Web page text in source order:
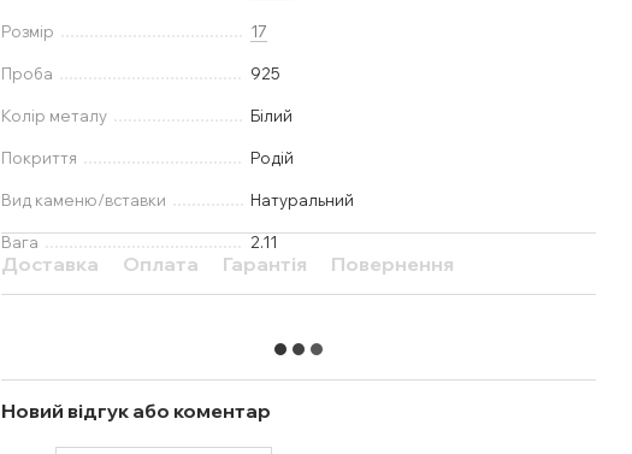
Розмір 17
Проба 925
Колір металу Білий
Покриття Родій
Вид каменю/вставки Натуральний
Вага 2.11
Доставка Оплата Гарантія Повернення
Новий відгук або коментар